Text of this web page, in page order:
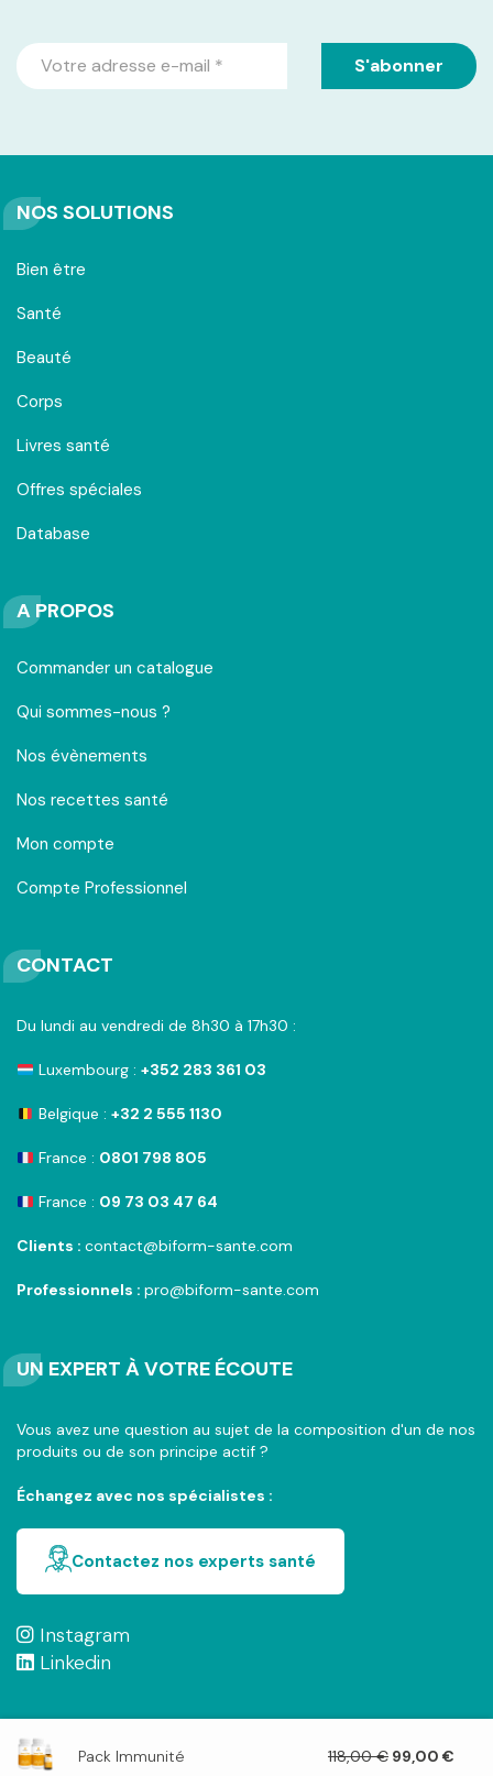
NOS SOLUTIONS
Bien être
Santé
Beauté
Corps
Livres santé
Offres spéciales
Database
A PROPOS
Commander un catalogue
Qui sommes-nous ?
Nos évènements
Nos recettes santé
Mon compte
Compte Professionnel
CONTACT
Du lundi au vendredi de 8h30 à 17h30 :
Luxembourg : +352 283 361 03
Belgique : +32 2 555 1130
France : 0801 798 805
France : 09 73 03 47 64
Clients : contact@biform-sante.com
Professionnels : pro@biform-sante.com
UN EXPERT À VOTRE ÉCOUTE
Vous avez une question au sujet de la composition d'un de nos
produits ou de son principe actif ?
Échangez avec nos spécialistes :
Contactez nos experts santé
Instagram
Linkedin
Déclaration de confidentialité
Mentions légales
Pack Immunité 118,00€ Le
99,00 €